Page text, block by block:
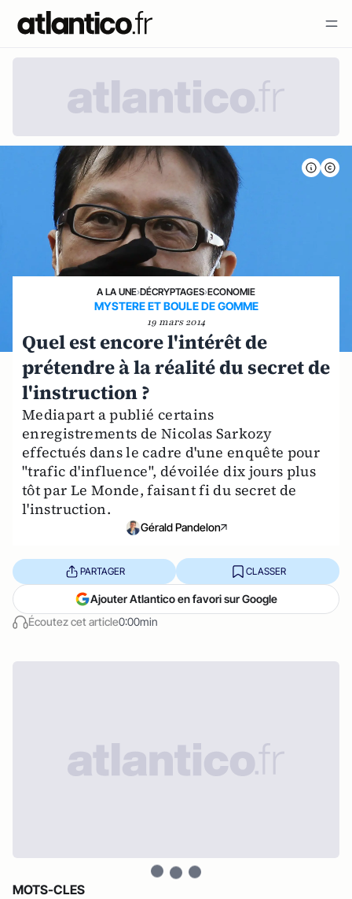
A LA UNE›DÉCRYPTAGES›ECONOMIE
MYSTERE ET BOULE DE GOMME
19 mars 2014
Quel est encore l'intérêt de
prétendre à la réalité du secret de
l'instruction ?
Mediapart a publié certains
enregistrements de Nicolas Sarkozy
effectués dans le cadre d'une enquête pour
"trafic d'influence", dévoilée dix jours plus
tôt par Le Monde, faisant fi du secret de
l'instruction.
Gérald Pandelon
Écoutez cet article0:00min
PARTAGER CLASSER
Ajouter Atlantico en favori sur Google
MOTS-CLES